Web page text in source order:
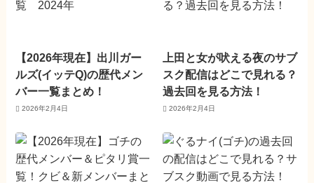
【2026年現在】出川ガー
ルズ(イッテQ)の歴代メン
バー一覧まとめ！
2026年2月4日
上田と女が吠える夜のサブ
スク配信はどこで見れる？
過去回を見る方法！
2026年2月4日